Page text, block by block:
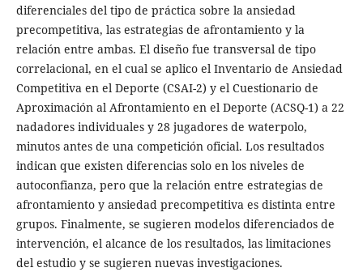
diferenciales del tipo de práctica sobre la ansiedad
precompetitiva, las estrategias de afrontamiento y la
relación entre ambas. El diseño fue transversal de tipo
correlacional, en el cual se aplico el Inventario de Ansiedad
Competitiva en el Deporte (CSAI-2) y el Cuestionario de
Aproximación al Afrontamiento en el Deporte (ACSQ-1) a 22
nadadores individuales y 28 jugadores de waterpolo,
minutos antes de una competición oficial. Los resultados
indican que existen diferencias solo en los niveles de
autoconfianza, pero que la relación entre estrategias de
afrontamiento y ansiedad precompetitiva es distinta entre
grupos. Finalmente, se sugieren modelos diferenciados de
intervención, el alcance de los resultados, las limitaciones
del estudio y se sugieren nuevas investigaciones.